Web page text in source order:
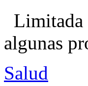
Limitada
algunas
Salud